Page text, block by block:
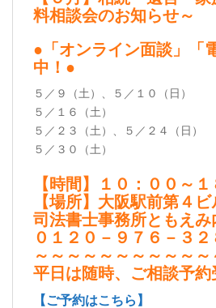
料相談会のお知らせ～
●「オンライン面談」「
中！●
５／９（土）、５／１０（日）
５／１６（土）
５／２３（土）、５／２４（日）
５／３０（土）
【時間】１０：００～１
【場所】大阪駅前第４ビ
司法書士事務所ともえみ
０１２０－９７６－３２
～～～～～～～～～～～
平日は随時、ご相談予約
【ご予約はこちら】